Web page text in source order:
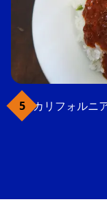
カリフォルニ